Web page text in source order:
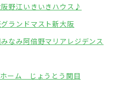
野江いきいきハウス♪
グランドマスト新大阪
なみ阿倍野マリアレジデンス
ーム じょうとう関目